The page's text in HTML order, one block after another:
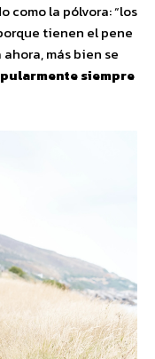
como la pólvora: “los
tienen el pene
más bien se
siempre